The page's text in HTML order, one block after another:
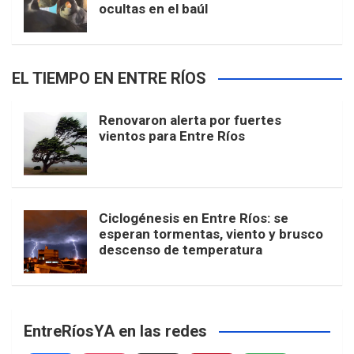
ocultas en el baúl
EL TIEMPO EN ENTRE RÍOS
Renovaron alerta por fuertes
vientos para Entre Ríos
Ciclogénesis en Entre Ríos: se
esperan tormentas, viento y brusco
descenso de temperatura
EntreRíosYA en las redes